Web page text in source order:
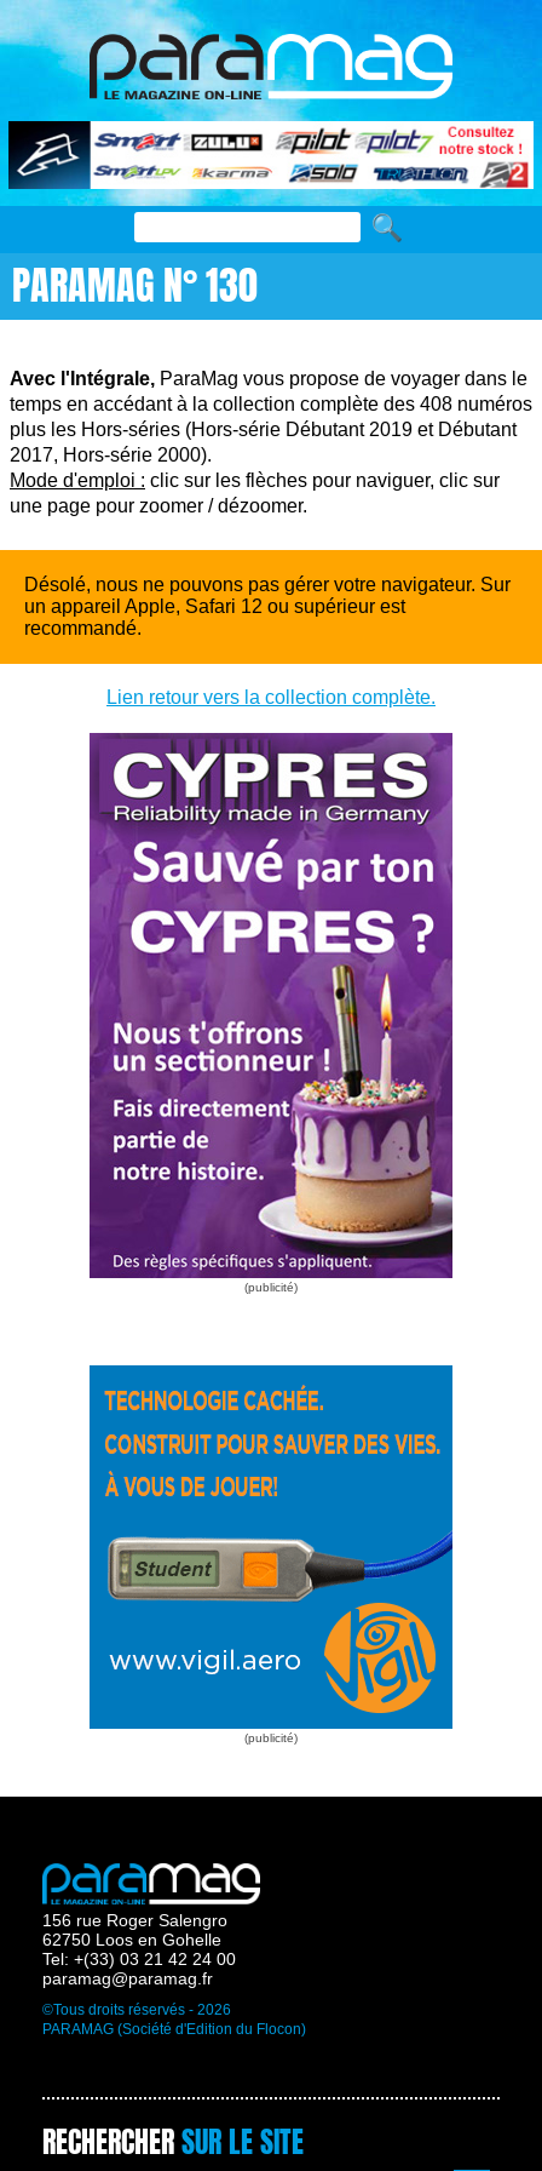
PARAMAG N° 130
Avec l'Intégrale, ParaMag vous propose de voyager dans le
temps en accédant à la collection complète des 408 numéros
plus les Hors-séries (Hors-série Débutant 2019 et Débutant
2017, Hors-série 2000).
Mode d'emploi : clic sur les flèches pour naviguer, clic sur
une page pour zoomer / dézoomer.
Désolé, nous ne pouvons pas gérer votre navigateur. Sur
un appareil Apple, Safari 12 ou supérieur est
recommandé.
Lien retour vers la collection complète.
156 rue Roger Salengro
62750 Loos en Gohelle
Tel: +(33) 03 21 42 24 00
paramag@paramag.fr
©Tous droits réservés - 2026
PARAMAG (Société d'Edition du Flocon)
RECHERCHERSUR LE SITE